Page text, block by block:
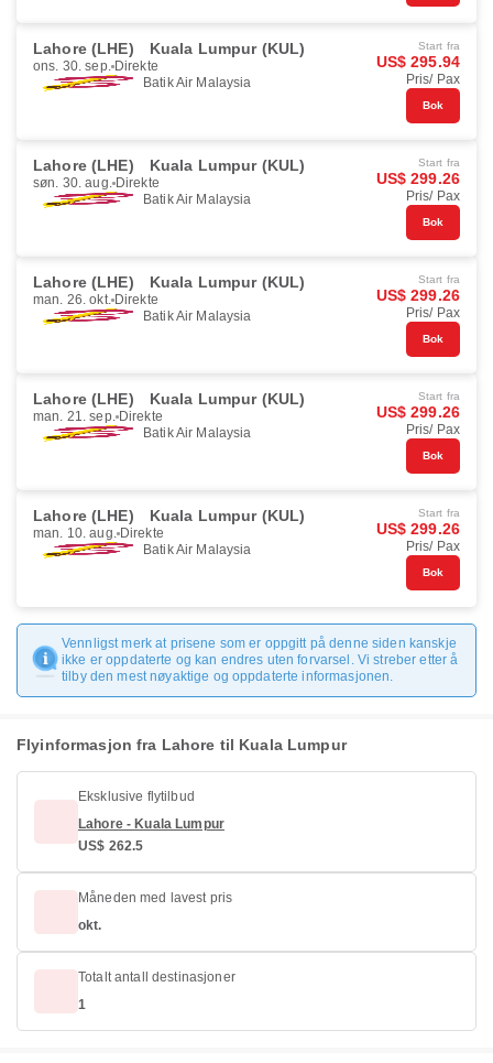
Lahore (LHE) Kuala Lumpur (KUL)
ons. 30. sep. Direkte
Batik Air Malaysia
Start fra
US$ 295.94
Pris/ Pax
Bok
Lahore (LHE) Kuala Lumpur (KUL)
søn. 30. aug. Direkte
Batik Air Malaysia
Start fra
US$ 299.26
Pris/ Pax
Bok
Lahore (LHE) Kuala Lumpur (KUL)
man. 26. okt. Direkte
Batik Air Malaysia
Start fra
US$ 299.26
Pris/ Pax
Bok
Lahore (LHE) Kuala Lumpur (KUL)
man. 21. sep. Direkte
Batik Air Malaysia
Start fra
US$ 299.26
Pris/ Pax
Bok
Lahore (LHE) Kuala Lumpur (KUL)
man. 10. aug. Direkte
Batik Air Malaysia
Start fra
US$ 299.26
Pris/ Pax
Bok
Vennligst merk at prisene som er oppgitt på denne siden kanskje
ikke er oppdaterte og kan endres uten forvarsel. Vi streber etter å
tilby den mest nøyaktige og oppdaterte informasjonen.
Flyinformasjon fra Lahore til Kuala Lumpur
Eksklusive flytilbud
Lahore - Kuala Lumpur
US$ 262.5
Måneden med lavest pris
okt.
Totalt antall destinasjoner
1